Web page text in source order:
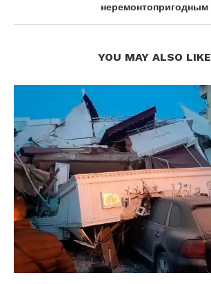
неремонтопригодным
YOU MAY ALSO LIKE